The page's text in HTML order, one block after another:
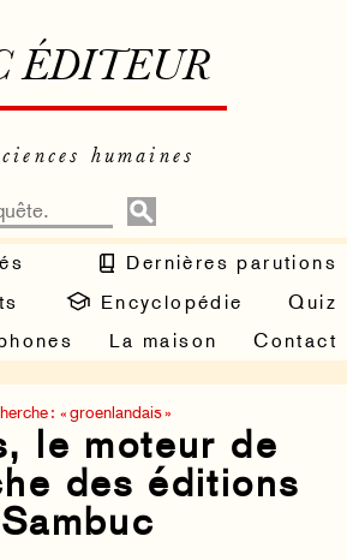
ÉDITEUR
humaines
Dernières parutions
Encyclopédie
Quiz
La maison Contact
: « groenlandais »
le moteur de
des éditions
Sambuc